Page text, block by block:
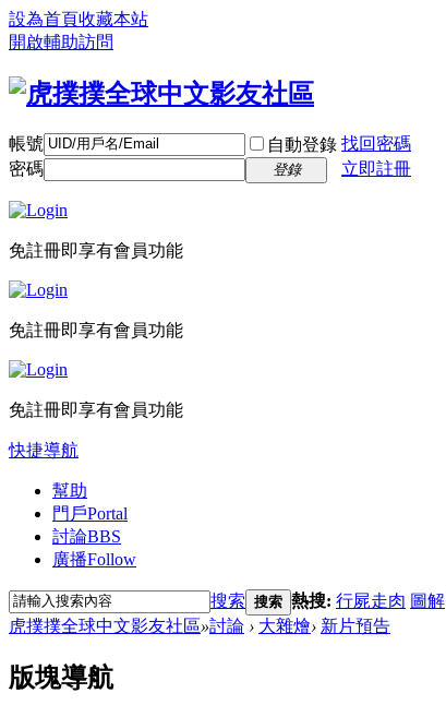
設為首頁收藏本站
開啟輔助訪問
帳號 自動登錄 找回密碼
密碼
登錄 立即註冊
免註冊即享有會員功能
免註冊即享有會員功能
免註冊即享有會員功能
快捷導航
幫助
門戶Portal
討論BBS
廣播Follow
搜索 搜索 熱搜: 行屍走肉 圖解
虎撲撲全球中文影友社區»討論 › 大雜燴› 新片預告
版塊導航